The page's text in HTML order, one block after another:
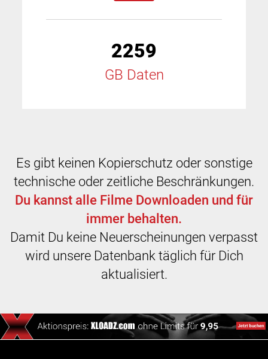
2259
GB Daten
Es gibt keinen Kopierschutz oder sonstige
technische oder zeitliche Beschränkungen.
Du kannst alle Filme Downloaden und für
immer behalten.
Damit Du keine Neuerscheinungen verpasst
wird unsere Datenbank täglich für Dich
aktualisiert.